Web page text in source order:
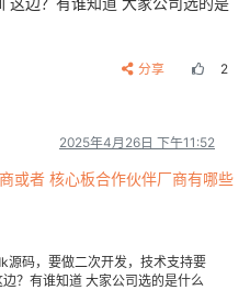
分享 2
2025年4月26日 下午11:52
或者 核心板合作伙伴厂商有哪些
源码，要做二次开发，技术支持要
？有谁知道 大家公司选的是什么